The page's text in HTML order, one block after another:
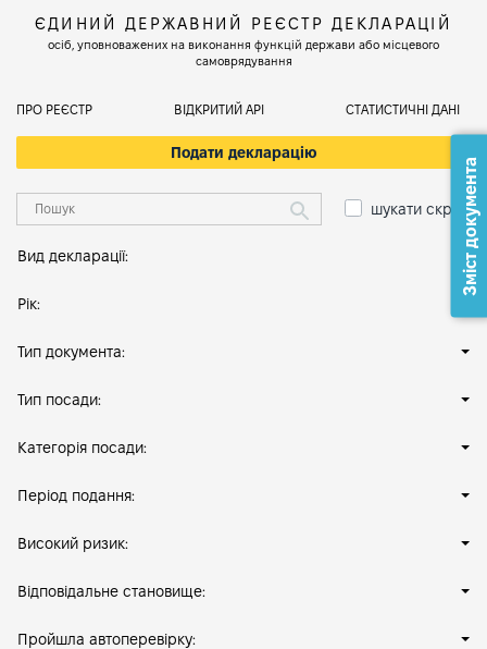
ЄДИНИЙ ДЕРЖАВНИЙ РЕЄСТР ДЕКЛАРАЦІЙ
осіб, уповноважених на виконання функцій держави або місцевого
самоврядування
ПРО РЕЄСТР ВІДКРИТИЙ АРІ СТАТИСТИЧНІ ДАНІ
Подати декларацію
шукати скрізь
Вид декларації:
Рік:
Тип документа:
Тип посади:
Категорія посади:
Період подання:
Високий ризик:
Відповідальне становище:
Пройшла автоперевірку:
Зміст документа